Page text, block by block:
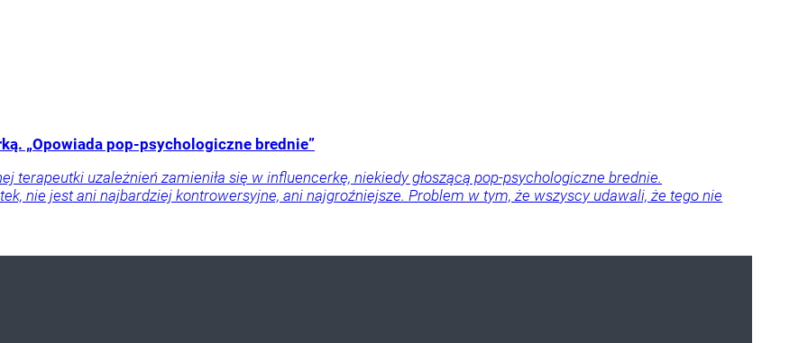
„Opowiada pop-psychologiczne brednie”
terapeutki uzależnień zamieniła się w influencerkę, niekiedy głoszącą pop-psychologiczne brednie.
nie jest ani najbardziej kontrowersyjne, ani najgroźniejsze. Problem w tym, że wszyscy udawali, że tego nie